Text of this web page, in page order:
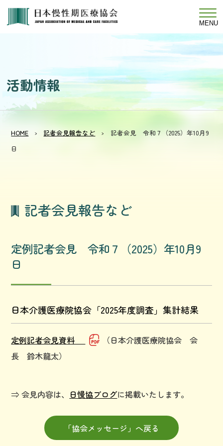
MENU
活動情報
HOME 記者会見報告など
記者会見 令和７（2025）年10月9
日
記者会見報告など
定例記者会見 令和７（2025）年10月9
日
日本介護医療院協会「2025年度調査」集計結果
定例記者会見資料
（日本介護医療院協会 会
長 鈴木龍太）
⇒ 会見内容は、 日慢協ブログに掲載いたします。
「協会メッセージ」へ戻る